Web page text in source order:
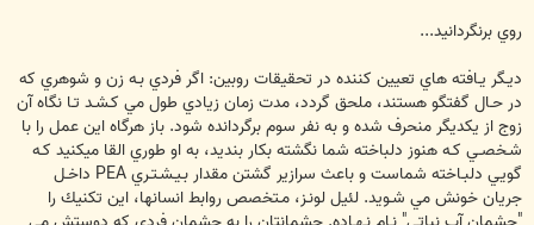
روي برنگردانيد...
ديـگر يـافته هاي تعيين كننده در تحقيقات روبين: اگر فردي بـه زن و شوهري كه
در حـال گفتگو هستند، ملحق گردد، مدت زمان زيادي طول مي كـشـد تـا نگاه آن
زوج از يكديگر منحرف شده و به نفر سوم برگردانده شود. باز هرگاه اين عمل را با
شـخصـي كـه هنوز دلباخته شما نگشته بكار بنديد، به او طوري القا ميكنيد كـه
گويي دلبـاخته شماست و باعث سرازير گشتن مقدار بـيـشـتـري PEA داخـل
جريان خونش مي شـويد. لئيل لونـز، مـتخصص روابط انسانها، اين تكنيك را